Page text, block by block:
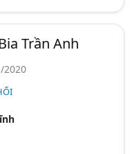
Trần Anh
2020